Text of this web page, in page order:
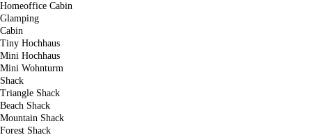
Homeoffice Cabin
Glamping
Cabin
Tiny Hochhaus
Mini Hochhaus
Mini Wohnturm
Shack
Triangle Shack
Beach Shack
Mountain Shack
Forest Shack